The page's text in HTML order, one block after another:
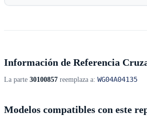
Información de Referencia
La parte 30100857 reemplaza a: WG04A04135
Modelos compatibles con este